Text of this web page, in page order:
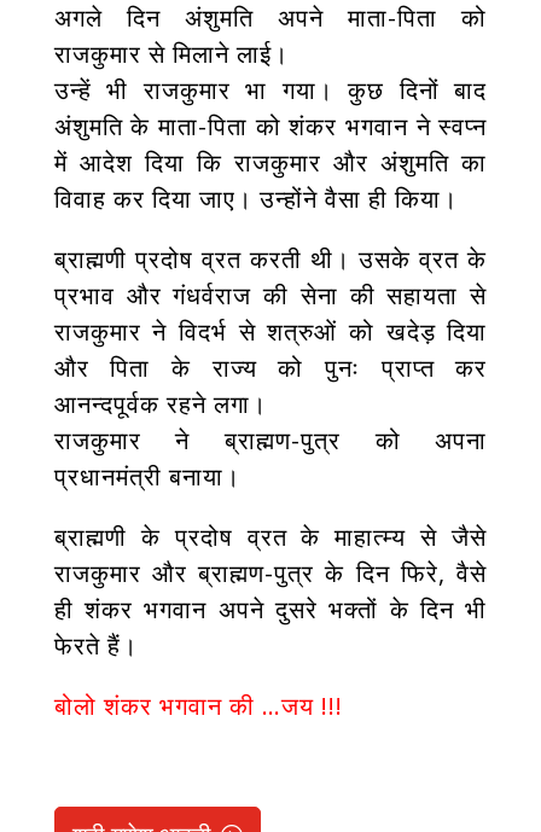
अगले दिन अंशुमति अपने माता-पिता को
राजकुमार से मिलाने लाई।
उन्हें भी राजकुमार भा गया। कुछ दिनों बाद
अंशुमति के माता-पिता को शंकर भगवान ने स्वप्न
में आदेश दिया कि राजकुमार और अंशुमति का
विवाह कर दिया जाए।उन्होंने वैसा ही किया।
ब्राह्मणी प्रदोष व्रत करती थी। उसके व्रत के
प्रभाव और गंधर्वराज की सेना की सहायता से
राजकुमार ने विदर्भ से शत्रुओं को खदेड़ दिया
और पिता के राज्य को पुनः प्राप्त कर
आनन्दपूर्वक रहने लगा।
राजकुमार ने ब्राह्मण-पुत्र को अपना
प्रधानमंत्री बनाया।
ब्राह्मणी के प्रदोष व्रत के माहात्म्य से जैसे
राजकुमार और ब्राह्मण-पुत्र के दिन फिरे, वैसे
ही शंकर भगवान अपने दुसरे भक्तों के दिन भी
फेरते हैं।
बोलो शंकर भगवान की …जय !!!